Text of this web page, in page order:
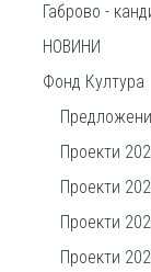
Габрово -
НОВИНИ
Фонд Култура
Проекти
Проекти
Проекти
Проекти